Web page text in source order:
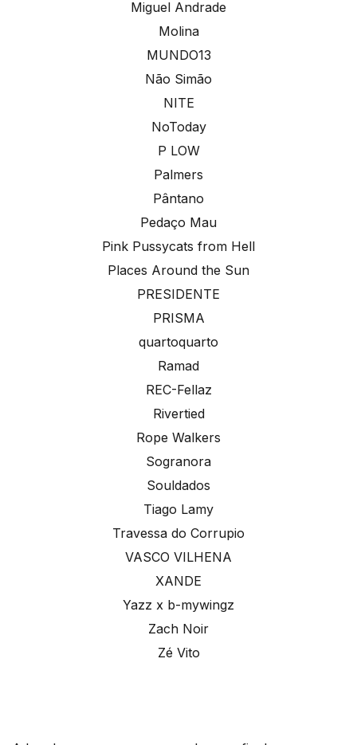
Miguel Andrade
Molina
MUNDO13
Não Simão
NITE
NoToday
P LOW
Palmers
Pântano
Pedaço Mau
Pink Pussycats from Hell
Places Around the Sun
PRESIDENTE
PRISMA
quartoquarto
Ramad
REC-Fellaz
Rivertied
Rope Walkers
Sogranora
Souldados
Tiago Lamy
Travessa do Corrupio
VASCO VILHENA
XANDE
Yazz x b-mywingz
Zach Noir
Zé Vito